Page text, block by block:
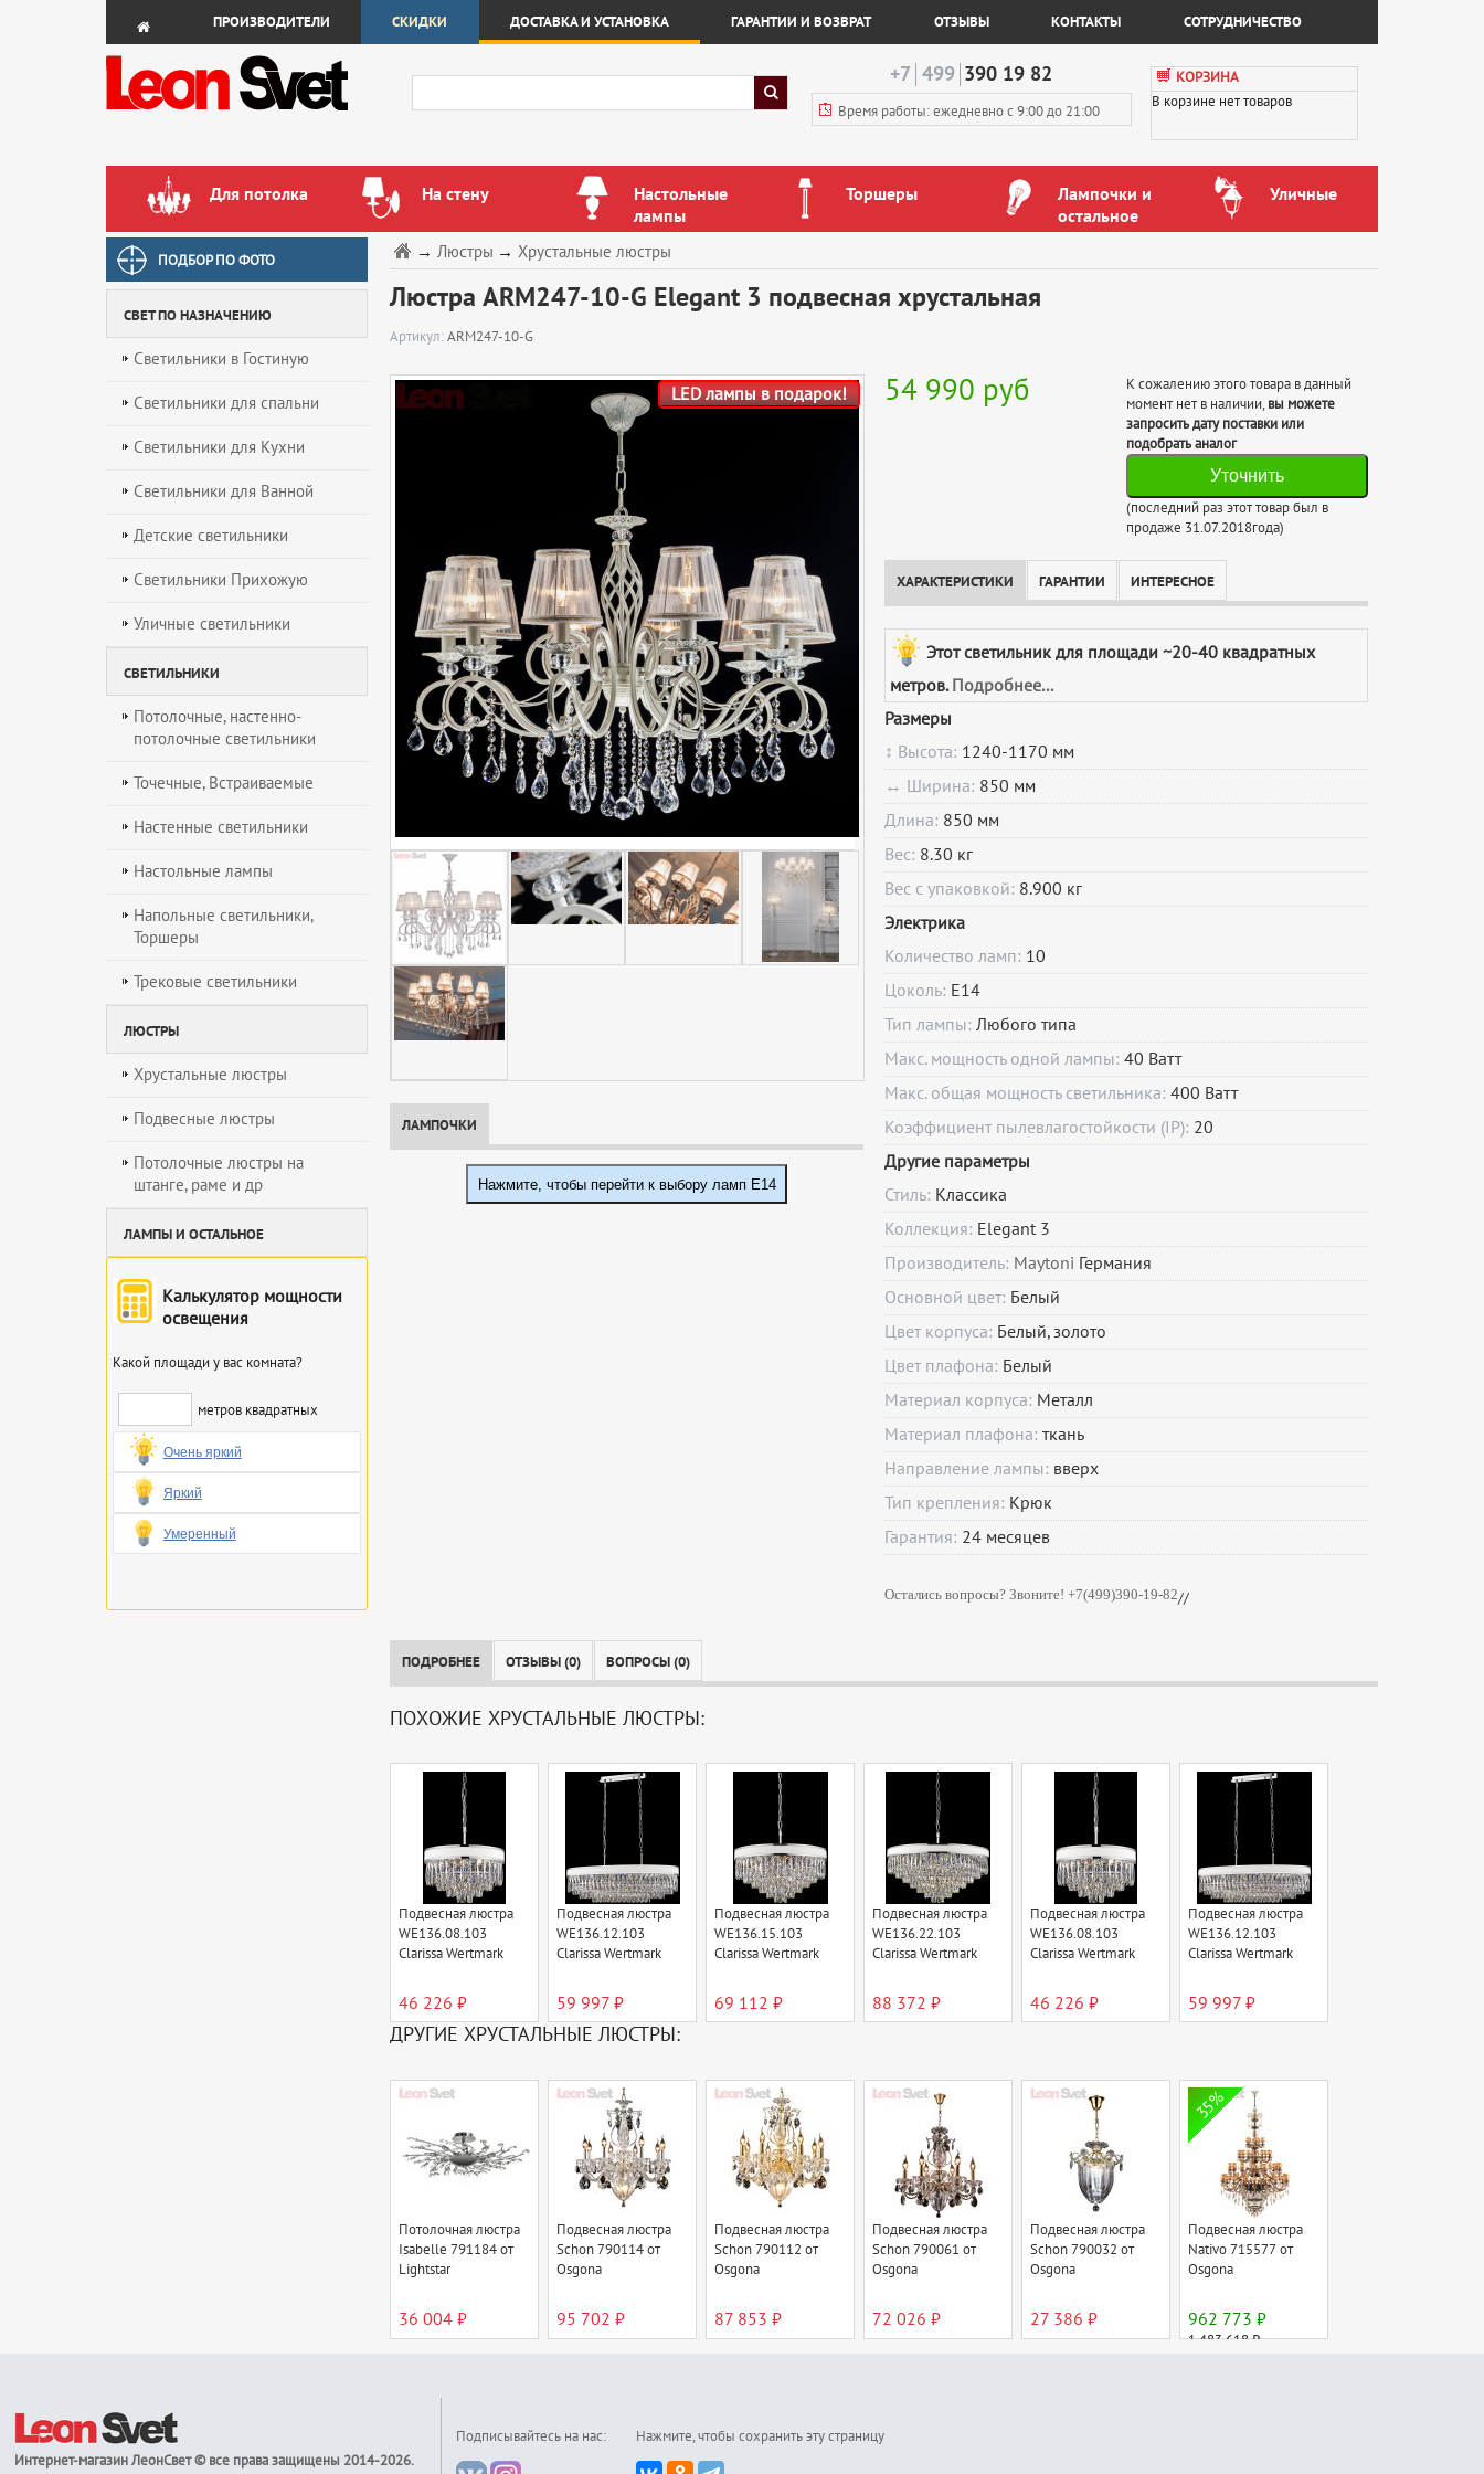
ПРОИЗВОДИТЕЛИ СКИДКИ ДОСТАВКА И УСТАНОВКА ГАРАНТИИ И ВОЗВРАТ ОТЗЫВЫ КОНТАКТЫ СОТРУДНИЧЕСТВО
+7 499 390 19 82
Время работы: ежедневнос 9:00 до 21:00
КОРЗИНА
В корзине нет товаров
Для потолка На стену
Настольные
лампы
Торшеры
Лампочки и
остальное
Уличные
ПОДБОР ПО ФОТО
СВЕТ ПО НАЗНАЧЕНИЮ
Светильники в Гостиную
Светильники для спальни
Светильники для Кухни
Светильники для Ванной
Детские светильники
Светильники Прихожую
Уличные светильники
СВЕТИЛЬНИКИ
Потолочные, настенно-
потолочные светильники
Точечные, Встраиваемые
Настенные светильники
Настольные лампы
Напольные светильники,
Торшеры
Трековые светильники
ЛЮСТРЫ
Хрустальные люстры
Подвесные люстры
Потолочные люстры на
штанге, раме и др
ЛАМПЫ И ОСТАЛЬНОЕ
Калькулятор мощности
освещения
Какой площади у вас комната?
метров квадратных
Очень яркий
Яркий
Умеренный
→Хрустальные люстры
→Люстры
Люстра ARM247-10-G Elegant 3 подвесная хрустальная
Артикул:ARM247-10-G
LED лампы в подарок!
ЛАМПОЧКИ
Нажмите, чтобы перейти к выбору ламп E14
54 990 руб
К сожалению этого товара в данный
момент нет в наличии, вы можете
запросить дату поставки или
подобрать аналог
Уточнить
(последний раз этот товар был в
продаже 31.07.2018года)
ХАРАКТЕРИСТИКИ ГАРАНТИИ ИНТЕРЕСНОЕ
Этот светильник для площади ~20-40 квадратных
метров.Подробнее...
Размеры
↕ Высота: 1240-1170 мм
↔ Ширина: 850 мм
Длина: 850 мм
Вес: 8.30 кг
Вес с упаковкой: 8.900 кг
Электрика
Количество ламп: 10
Цоколь: E14
Тип лампы: Любого типа
Макс. мощность одной лампы: 40 Ватт
Макс. общая мощность светильника: 400 Ватт
Коэффициент пылевлагостойкости (IP): 20
Другие параметры
Стиль: Классика
Коллекция: Elegant 3
Производитель: Maytoni Германия
Основной цвет: Белый
Цвет корпуса: Белый, золото
Цвет плафона: Белый
Материал корпуса: Металл
Материал плафона: ткань
Направление лампы: вверх
Тип крепления: Крюк
Гарантия: 24месяцев
Остались вопросы? Звоните! +7(499)390-19-82//
ПОДРОБНЕЕ ОТЗЫВЫ (0) ВОПРОСЫ (0)
ПОХОЖИЕ ХРУСТАЛЬНЫЕ ЛЮСТРЫ:
Подвесная люстра
WE136.08.103
Clarissa Wertmark
46 226 ₽
Подвесная люстра
WE136.12.103
Clarissa Wertmark
59 997 ₽
Подвесная люстра
WE136.15.103
Clarissa Wertmark
69 112 ₽
Подвесная люстра
WE136.22.103
Clarissa Wertmark
88 372 ₽
Подвесная люстра
WE136.08.103
Clarissa Wertmark
46 226 ₽
Подвесная люстра
WE136.12.103
Clarissa Wertmark
59 997 ₽
ДРУГИЕ ХРУСТАЛЬНЫЕ ЛЮСТРЫ:
Потолочная люстра
Isabelle 791184 от
Lightstar
36 004 ₽
Подвесная люстра
Schon 790114 от
Osgona
95 702 ₽
Подвесная люстра
Schon 790112 от
Osgona
87 853 ₽
Подвесная люстра
Schon 790061 от
Osgona
72 026 ₽
Подвесная люстра
Schon 790032 от
Osgona
27 386 ₽
35%
Подвесная люстра
Nativo 715577 от
Osgona
962 773 ₽
1 483 618 ₽
Интернет-магазинЛеонСвет© все права защищены 2014-2026.
Подписывайтесь на нас: Нажмите, чтобы сохранить эту страницу